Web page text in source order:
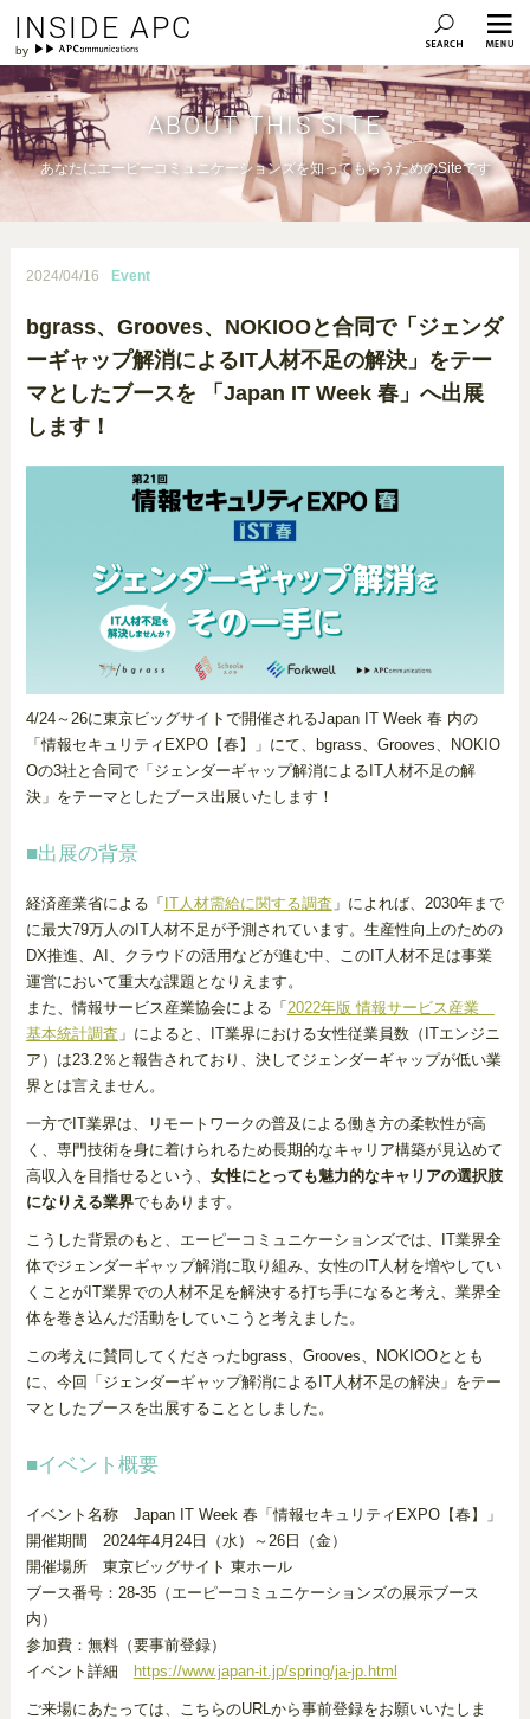
INSIDE APC
ABOUT THIS SITE
あなたにエーピーコミュニケーションズを知ってもらうためのSiteです
2024/04/16 Event
bgrass、Grooves、NOKIOOと合同で「ジェンダ
ーギャップ解消によるIT人材不足の解決」をテー
マとしたブースを 「Japan IT Week 春」へ出展
します！
4/24～26に東京ビッグサイトで開催されるJapan IT Week 春 内の
「情報セキュリティEXPO【春】」にて、bgrass、Grooves、NOKIO
Oの3社と合同で「ジェンダーギャップ解消によるIT人材不足の解
決」をテーマとしたブース出展いたします！
■出展の背景
経済産業省による「IT人材需給に関する調査 」によれば、2030年まで
に最大79万人のIT人材不足が予測されています。生産性向上のための
DX推進、AI、クラウドの活用などが進む中、このIT人材不足は事業
運営において重大な課題となりえます。
また、情報サービス産業協会による「2022年版 情報サービス産業
基本統計調査 」によると、IT業界における女性従業員数（ITエンジニ
ア）は23.2％と報告されており、決してジェンダーギャップが低い業
界とは言えません。
一方でIT業界は、リモートワークの普及による働き方の柔軟性が高
く、専門技術を身に着けられるため長期的なキャリア構築が見込めて
高収入を目指せるという、 女性にとっても魅力的なキャリアの選択肢
になりえる業界でもあります。
こうした背景のもと、エーピーコミュニケーションズでは、IT業界全
体でジェンダーギャップ解消に取り組み、女性のIT人材を増やしてい
くことがIT業界での人材不足を解決する打ち手になると考え、業界全
体を巻き込んだ活動をしていこうと考えました。
この考えに賛同してくださったbgrass、Grooves、NOKIOOととも
に、今回「ジェンダーギャップ解消によるIT人材不足の解決」をテー
マとしたブースを出展することとしました。
■イベント概要
イベント名称 Japan IT Week 春「情報セキュリティEXPO【春】」
開催期間 2024年4月24日（水）～26日（金）
開催場所 東京ビッグサイト 東ホール
ブース番号：28-35（エーピーコミュニケーションズの展示ブース
内）
参加費：無料（要事前登録）
イベント詳細 https://www.japan-it.jp/spring/ja-jp.html
ご来場にあたっては、こちらのURLから事前登録をお願いいたしま